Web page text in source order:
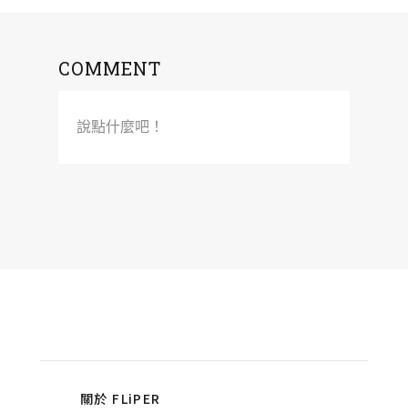
COMMENT
說點什麼吧！
關於 FLiPER